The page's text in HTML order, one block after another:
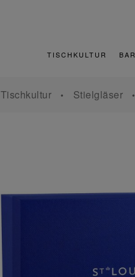
TISCHKULTUR BAR
Tischkultur Stielgläser